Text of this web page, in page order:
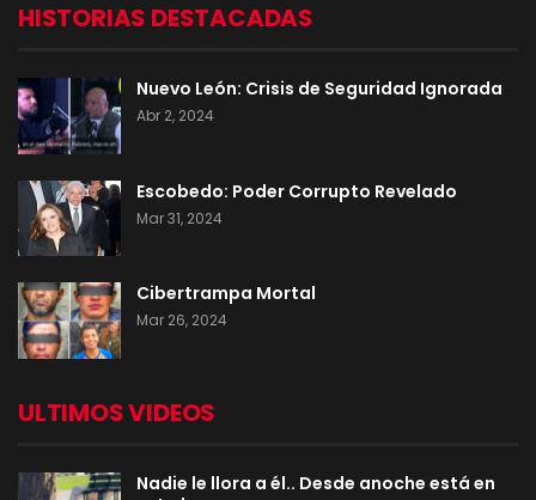
HISTORIAS DESTACADAS
Nuevo León: Crisis de Seguridad Ignorada
Abr 2, 2024
Escobedo: Poder Corrupto Revelado
Mar 31, 2024
Cibertrampa Mortal
Mar 26, 2024
ULTIMOS VIDEOS
Nadie le llora a él.. Desde anoche está en